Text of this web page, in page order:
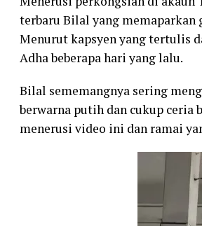
terbaru Bilal yang memaparkan
Menurut kapsyen yang tertulis
Adha beberapa hari yang lalu.
Bilal sememangnya sering
berwarna putih dan cukup
menerusi video ini dan ramai